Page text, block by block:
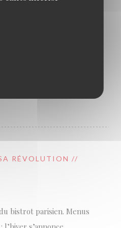
à La Table, dans une
belle façon de se
RÉVOLUTION //
bistrot parisien. Menus